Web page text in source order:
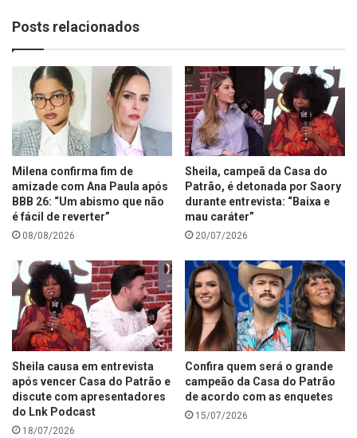
Posts relacionados
Milena confirma fim de
amizade com Ana Paula após
BBB 26: “Um abismo que não
é fácil de reverter”
08/08/2026
Sheila, campeã da Casa do
Patrão, é detonada por Saory
durante entrevista: “Baixa e
mau caráter”
20/07/2026
Sheila causa em entrevista
após vencer Casa do Patrão e
discute com apresentadores
do Lnk Podcast
18/07/2026
Confira quem será o grande
campeão da Casa do Patrão
de acordo com as enquetes
15/07/2026